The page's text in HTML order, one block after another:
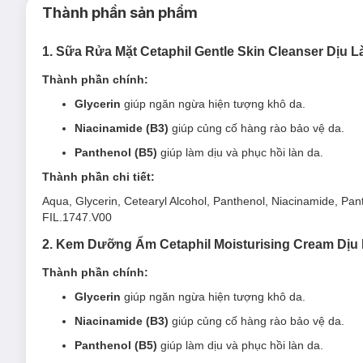
Được chứng minh lâm sàng có khả năng làm sạch sâu, loại
da nhạy cảm.
Loại da phù hợp:
Sản phẩm dành cho mọi loại da, đặc biệt là da nhạy cảm.
Giải pháp cho tình trạng da:
Da khô, thiếu độ ẩm - thiếu nước.
Da nhạy cảm, dễ kích ứng.
Ưu thế nổi bật:
Công thức khoa học mới với sự kết hợp 3 thành phần
chế đặc biệt giúp thúc đẩy quá trình sản sinh
cải thiện khả năng phục hồi của làn da nhạy cảm.
Sản phẩm nổi bật với 6 KHÔNG: Không xà phòng,
động vật.
95% người dùng cảm thấy làn da của họ được làm
Tăng cường lipid và protein có trong hàng rào bảo vệ
Thành phần sản phẩm
1. Sữa Rửa Mặt Cetaphil Gentle Skin Cleanser Dịu
Thành phần chính:
Glycerin giúp ngăn ngừa hiện tượng khô da.
Niacinamide (B3) giúp củng cố hàng rào bảo vệ da.
Panthenol (B5) giúp làm dịu và phục hồi làn da.
Thành phần chi tiết:
Aqua, Glycerin, Cetearyl Alcohol, Panthenol, Niacinamide,
FIL.1747.V00
2. Kem Dưỡng Ẩm Cetaphil Moisturising Cream Dịu
Thành phần chính:
Glycerin giúp ngăn ngừa hiện tượng khô da.
Niacinamide (B3) giúp củng cố hàng rào bảo vệ da.
Panthenol (B5) giúp làm dịu và phục hồi làn da.